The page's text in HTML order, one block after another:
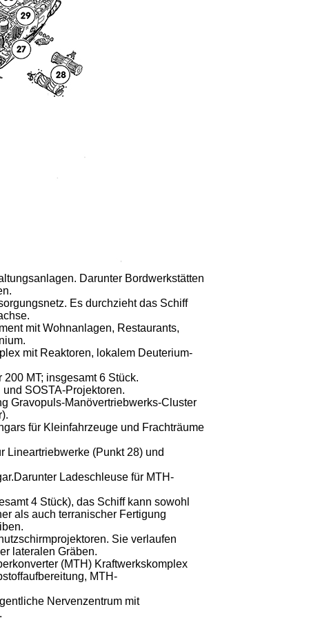
Darunter Bordwerkstätten
Es durchzieht das Schiff
mit Wohnanlagen, Restaurants,
mit Reaktoren, lokalem Deuterium-
MT; insgesamt 6 Stück.
SOSTA-Projektoren.
Gravopuls-Manövertriebwerks-Cluster
für Kleinfahrzeuge und Frachträume
Lineartriebwerke (Punkt 28) und
Ladeschleuse für MTH-
4 Stück), das Schiff kann sowohl
als auch terranischer Fertigung
Sie verlaufen
lateralen Gräben.
(MTH) Kraftwerkskomplex
MTH-
Nervenzentrum mit